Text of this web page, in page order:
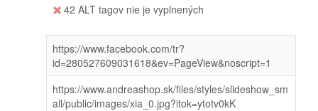
42 ALT tagov nie je vyplnených
https://www.facebook.com/tr?
id=280527609031618&ev=PageView&noscript=1
https://www.andreashop.sk/files/styles/slideshow_sm
all/public/images/xia_0.jpg?itok=ytotv0kK